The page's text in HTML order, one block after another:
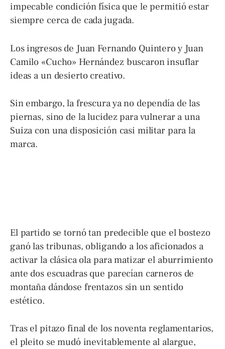
impecable condición física que le permitió estar
siempre cerca de cada jugada.
Los ingresos de Juan Fernando Quintero y Juan
Camilo «Cucho» Hernández buscaron insuflar
ideas a un desierto creativo.
Sin embargo, la frescura ya no dependía de las
piernas, sino de la lucidez para vulnerar a una
Suiza con una disposición casi militar para la
marca.
El partido se tornó tan predecible que el bostezo
ganó las tribunas, obligando a los aficionados a
activar la clásica ola para matizar el aburrimiento
ante dos escuadras que parecían carneros de
montaña dándose frentazos sin un sentido
estético.
Tras el pitazo final de los noventa reglamentarios,
el pleito se mudó inevitablemente al alargue,